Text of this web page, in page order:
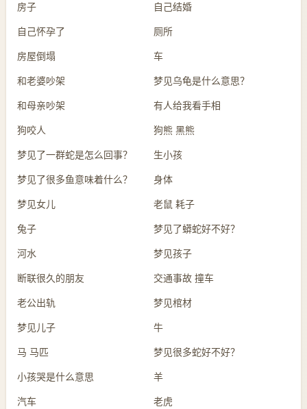
房子 自己结婚
自己怀孕了 厕所
房屋倒塌 车
和老婆吵架 梦见乌龟是什么意思？
和母亲吵架 有人给我看手相
狗咬人 狗熊 黑熊
梦见了一群蛇是怎么回事？ 生小孩
梦见了很多鱼意味着什么？ 身体
梦见女儿 老鼠 耗子
兔子 梦见了蟒蛇好不好？
河水 梦见孩子
断联很久的朋友 交通事故 撞车
老公出轨 梦见棺材
梦见儿子 牛
马 马匹 梦见很多蛇好不好？
小孩哭是什么意思 羊
汽车 老虎